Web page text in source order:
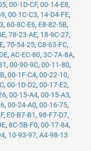
, 00-1D-CF, 00-14-E8,
, 00-1C-C3, 14-D4-FE,
, 60-8C-E6, E8-82-5B,
, 78-23-AE, 18-9C-27,
, 70-54-25, C8-63-FC,
, AC-EC-80, 3C-7A-8A,
, 00-90-9C, 00-11-80,
, 00-1F-C4, 00-22-10,
, 00-1D-D2, 00-17-E2,
, 00-15-A4, 00-15-A3,
, 00-24-A0, 00-16-75,
, E0-B7-B1 , 98-F7-D7,
, 8C-5B-F0, 00-17-84,
, 10-93-97, A4-98-13